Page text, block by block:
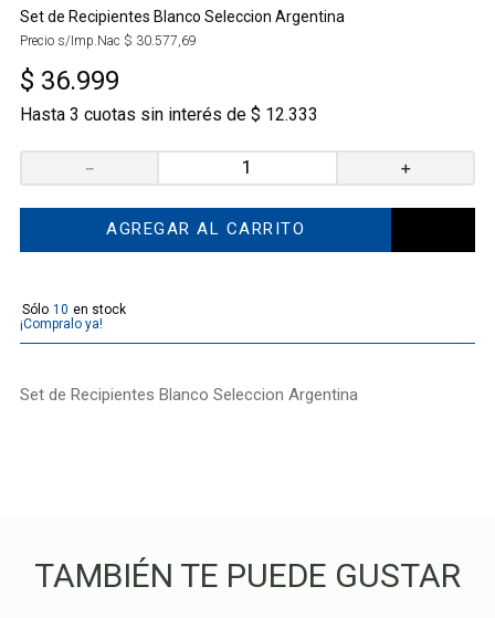
Set de Recipientes Blanco Seleccion Argentina
Precio s/Imp.Nac $ 30 577 69
$ 36.999
Hasta 3 cuotas sin interés de $ 12.333
＋
－
AGREGAR AL CARRITO
10
¡Compralo ya!
Set de Recipientes Blanco Seleccion Argentina
TAMBIÉN TE PUEDE GUSTAR